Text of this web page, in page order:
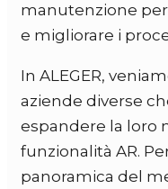
manutenzione
e migliorare i
In ALEGER,
aziende diverse
espandere la loro
funzionalità AR.
panoramica del